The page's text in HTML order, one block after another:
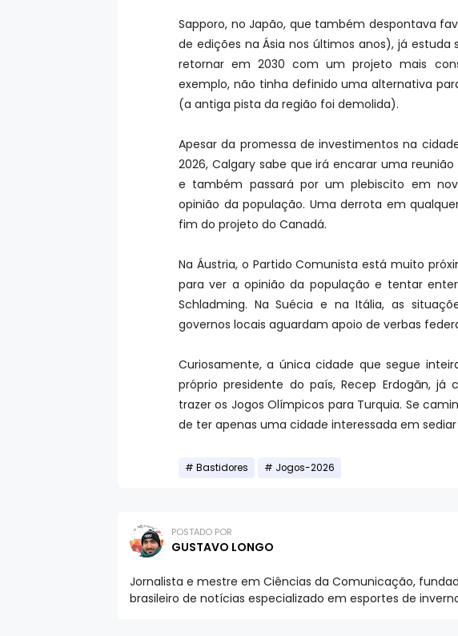
Sapporo, no Japão, que também despontava
de edições na Ásia nos últimos anos), já
retornar em 2030 com um projeto mais
exemplo, não tinha definido uma alternativa
(a antiga pista da região foi demolida).
Apesar da promessa de investimentos na
2026, Calgary sabe que irá encarar uma
e também passará por um plebiscito em
opinião da população. Uma derrota em
fim do projeto do Canadá.
Na Áustria, o Partido Comunista está muito
para ver a opinião da população e tentar
Schladming. Na Suécia e na Itália, as
governos locais aguardam apoio de verbas
Curiosamente, a única cidade que segue
próprio presidente do país, Recep Erdogăn,
trazer os Jogos Olímpicos para Turquia. Se
de ter apenas uma cidade interessada em
Bastidores Jogos-2026
POSTADO POR
GUSTAVO LONGO
Jornalista e mestre em Ciências da Comunicação,
brasileiro de notícias especializado em esportes de